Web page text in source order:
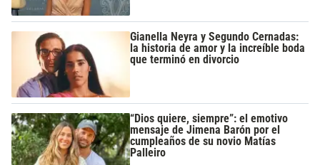
Gianella Neyra y Segundo Cernadas:
la historia de amor y la increíble boda
que terminó en divorcio
“Dios quiere, siempre”: el emotivo
mensaje de Jimena Barón por el
cumpleaños de su novio Matías
Palleiro